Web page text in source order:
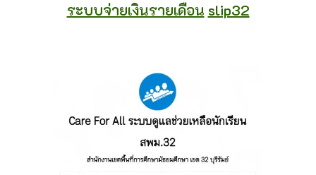
ระบบจ่ายเงินรายเดือน slip32